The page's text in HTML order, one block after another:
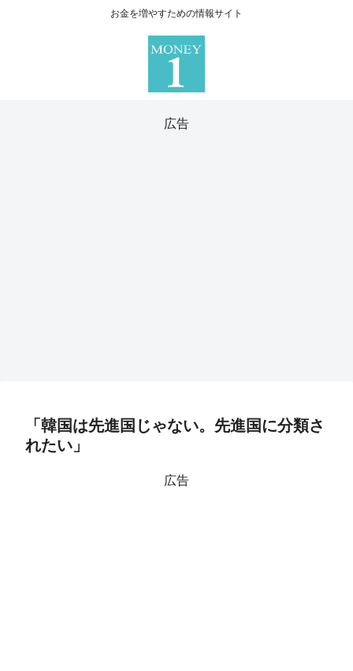
お金を増やすための情報サイト
広告
「韓国は先進国じゃない。先進国に分類さ
れたい」
広告